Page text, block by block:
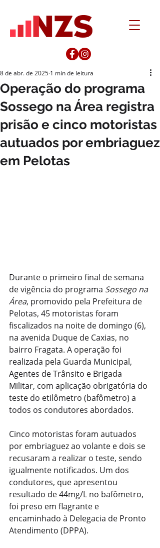
Operação do programa
Sossego na Área registra
prisão e cinco motoristas
autuados por embriaguez
em Pelotas
8 de abr. de 2025 1 min de leitura
Durante o primeiro final de semana
de vigência do programa Sossego na
Área, promovido pela Prefeitura de
Pelotas, 45 motoristas foram
fiscalizados na noite de domingo (6),
na avenida Duque de Caxias, no
bairro Fragata. A operação foi
realizada pela Guarda Municipal,
Agentes de Trânsito e Brigada
Militar, com aplicação obrigatória do
teste do etilômetro (bafômetro) a
todos os condutores abordados.
Cinco motoristas foram autuados
por embriaguez ao volante e dois se
recusaram a realizar o teste, sendo
igualmente notificados. Um dos
condutores, que apresentou
resultado de 44mg/L no bafômetro,
foi preso em flagrante e
encaminhado à Delegacia de Pronto
Atendimento (DPPA).